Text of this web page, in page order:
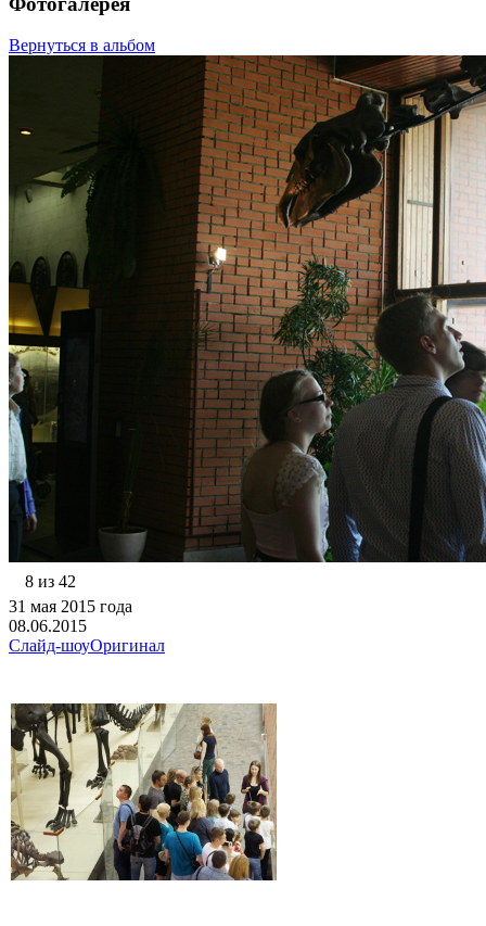
Вернуться в альбом
8 из 42
31 мая 2015 года
08.06.2015
Слайд-шоуОригинал